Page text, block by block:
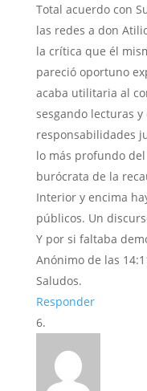
Total acuerdo con
las redes a don
la crítica que él
pareció oportuno
acaba utilitaria al
sesgando lecturas
responsabilidades
lo más profundo del
burócrata de la
Interior y encima
públicos. Un
Y por si faltaba
Anónimo de las
Saludos.
Responder